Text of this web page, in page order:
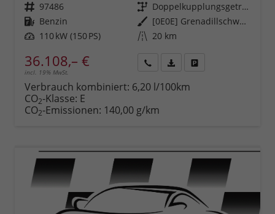
Fahrzeugnr. 97486 Getriebe
Doppelkupplungsgetriebe (DSG)
Kraftstoff Benzin Außenfarbe
[0E0E] Grenadillschwarz Metallic
Leistung 110 kW (150 PS) Kilometerstand 20 km
36.108,– €
incl. 19% MwSt.
anfordern
Datei,
Verbrauch kombiniert: 6,20 l/100km
CO2-Klasse: E
CO2-Emissionen: 140,00 g/km